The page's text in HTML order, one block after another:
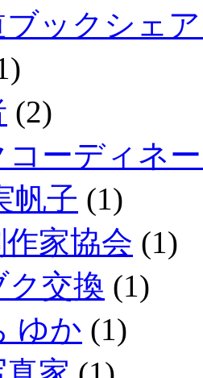
ブックシェ
(2)
コーディネ
帆子 (1)
作家協会 (1)
ク交換 (1)
ゆか (1)